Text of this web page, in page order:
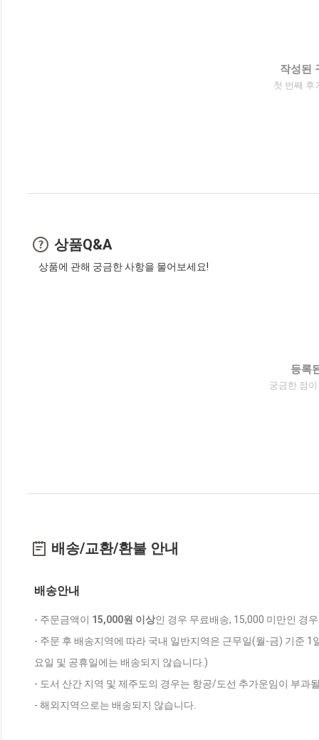
작성된
첫 번째 후
상품Q&A
상품에 관해 궁금한 사항을 물어보세요!
등록
궁금한 점
배송/교환/환불 안내
배송안내
- 주문금액이 15,000원 이상인 경우 무료배송, 15,000 미만인 경
- 주문 후 배송지역에 따라 국내 일반지역은 근무일(월-금) 기준
요일 및 공휴일에는 배송되지 않습니다.)
- 도서 산간 지역 및 제주도의 경우는 항공/도선 추가운임이 부과
- 해외지역으로는 배송되지 않습니다.